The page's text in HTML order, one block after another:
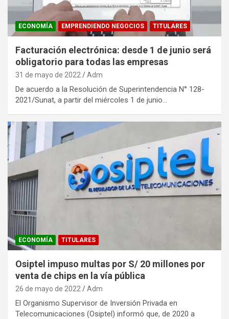
ECONOMÍA EMPRENDIENDO NEGOCIOS TITULARES
Facturación electrónica: desde 1 de junio será
obligatorio para todas las empresas
31 de mayo de 2022 Adm
De acuerdo a la Resolución de Superintendencia N° 128-
2021/Sunat, a partir del miércoles 1 de junio…
ECONOMÍA TITULARES
Osiptel impuso multas por S/ 20 millones por
venta de chips en la vía pública
26 de mayo de 2022 Adm
El Organismo Supervisor de Inversión Privada en
Telecomunicaciones (Osiptel) informó que, de 2020 a